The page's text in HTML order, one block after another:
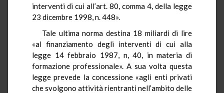
interventi di cui all’art. 80, comma 4, della legge
23 dicembre 1998, n. 448».
Tale ultima norma destina 18 miliardi di lire
«al finanziamento degli interventi di cui alla
legge 14 febbraio 1987, n, 40, in materia di
formazione professionale». A sua volta questa
legge prevede la concessione «agli enti privati
che svolgono attività rientranti nell’ambito delle